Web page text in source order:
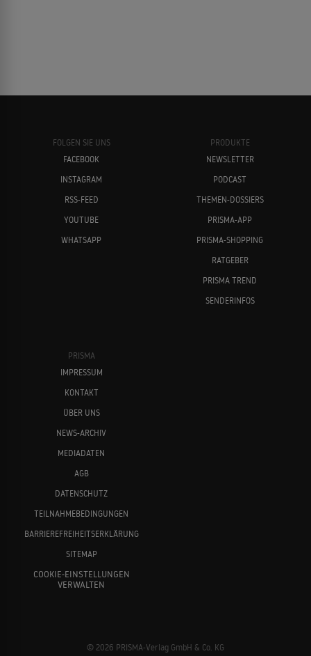
FOLGEN SIE UNS
FACEBOOK
INSTAGRAM
RSS-FEED
YOUTUBE
WHATSAPP
PRODUKTE
NEWSLETTER
PODCAST
THEMEN-DOSSIERS
PRISMA-APP
PRISMA-SHOPPING
RATGEBER
PRISMA TREND
SENDERINFOS
PRISMA
IMPRESSUM
KONTAKT
ÜBER UNS
NEWS-ARCHIV
MEDIADATEN
AGB
DATENSCHUTZ
TEILNAHMEBEDINGUNGEN
BARRIEREFREIHEITSERKLÄRUNG
SITEMAP
COOKIE-EINSTELLUNGEN
VERWALTEN
© 2026 PRISMA-Verlag GmbH & Co. KG